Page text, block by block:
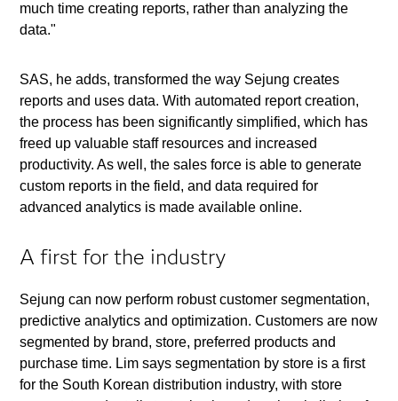
much time creating reports, rather than analyzing the
data."
SAS, he adds, transformed the way Sejung creates
reports and uses data. With automated report creation,
the process has been significantly simplified, which has
freed up valuable staff resources and increased
productivity. As well, the sales force is able to generate
custom reports in the field, and data required for
advanced analytics is made available online.
A first for the industry
Sejung can now perform robust customer segmentation,
predictive analytics and optimization. Customers are now
segmented by brand, store, preferred products and
purchase time. Lim says segmentation by store is a first
for the South Korean distribution industry, with store